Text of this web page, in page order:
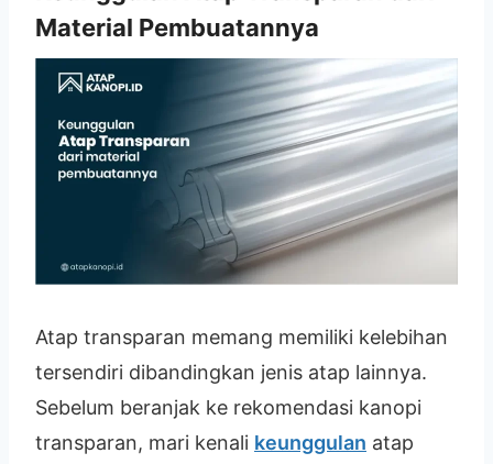
Material Pembuatannya
Atap transparan memang memiliki kelebihan
tersendiri dibandingkan jenis atap lainnya.
Sebelum beranjak ke rekomendasi kanopi
transparan, mari kenali keunggulan atap